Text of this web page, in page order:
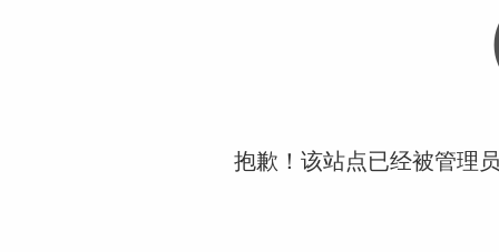
抱歉！该站点已经被管理